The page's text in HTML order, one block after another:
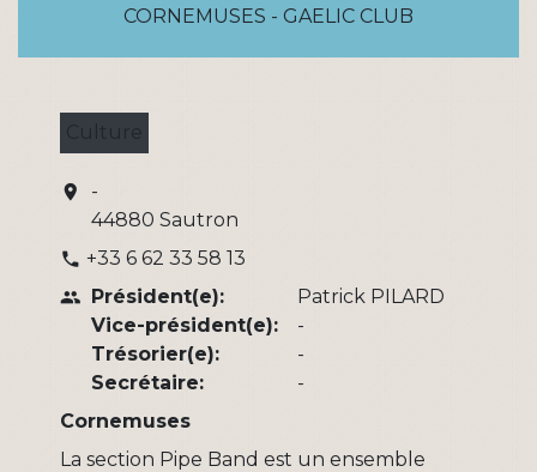
CORNEMUSES - GAELIC CLUB
Culture
location_on
-
44880 Sautron
phone +33 6 62 33 58 13
people Président(e):
Vice-président(e):
Trésorier(e):
Secrétaire:
Patrick PILARD
-
-
-
Cornemuses
La section Pipe Band est un ensemble